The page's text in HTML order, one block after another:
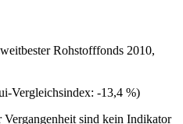
Rohstofffonds 2010,
Vergleichsindex: -13,4 %)
sind kein Indikator